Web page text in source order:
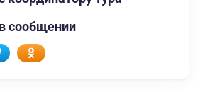
сообщении